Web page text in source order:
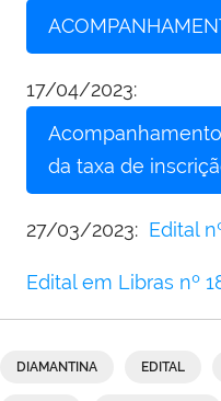
17/04/2023:
da taxa de
27/03/2023: Edital
Edital em Libras nº
DIAMANTINA EDITAL